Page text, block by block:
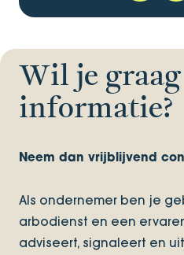
Wil je
informatie?
Neem dan vrijblijvend
Als ondernemer ben je
arbodienst en een
adviseert, signaleert en